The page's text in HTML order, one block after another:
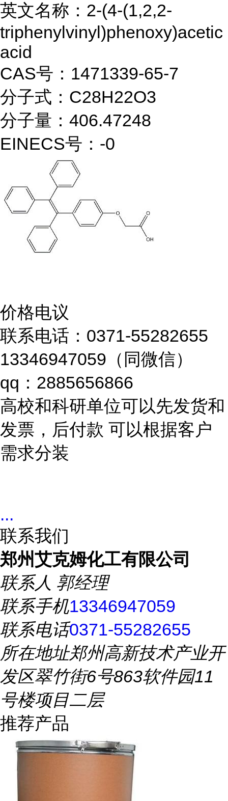
英文名称：2-(4-(1,2,2-
triphenylvinyl)phenoxy)acetic
acid
CAS号：1471339-65-7
分子式：C28H22O3
分子量：406.47248
EINECS号：-0
价格电议
联系电话：0371-55282655
13346947059（同微信）
qq：2885656866
高校和科研单位可以先发货和
发票，后付款 可以根据客户
需求分装
...
联系我们
郑州艾克姆化工有限公司
联系人 郭经理
联系手机13346947059
联系电话0371-55282655
所在地址郑州高新技术产业开
发区翠竹街6号863软件园11
号楼项目二层
推荐产品